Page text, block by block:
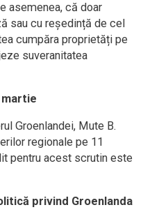
asemenea, că doar
sau cu reședință de cel
cumpăra proprietăți pe
suveranitatea
Groenlandei, Mute B.
regionale pe 11
pentru acest scrutin este
privind Groenlanda